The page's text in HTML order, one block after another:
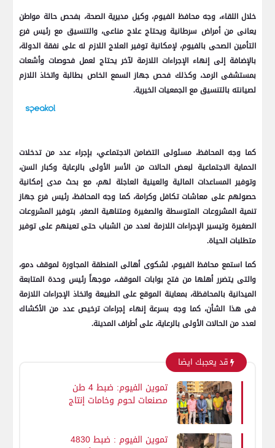
خلال اللقاء، وجه محافظ الفيوم، وكيل مديرية الصحة، بفحص حالة مواطن
يعانى من أمراض سرطانية ويحتاج علاج مناعى، والتنسيق مع رئيس فرع
التأمين الصحى بالفيوم، لإمكانية توفير العلاج اللازم له على نفقة الدولة،
بالإضافة إلى إنهاء الإجراءات اللازمة لآخر يحتاج لعمل فحوصات وأشعات
بمستشفى الرمد، وكذلك فحص جهاز السمع الخاص بطالبة واتخاذ اللازم
لصيانته بالتنسيق مع الجمعيات الخيرية.
كما وجه المحافظ، مسئولى التضامن الاجتماعي، بإجراء عدد من تدخلات
الحماية الاجتماعية لبعض الحالات من الأسر الأولى بالرعاية وكبار السن،
وتوفير المساعدات المالية والعينية العاجلة لهم، مع بحث مدى إمكانية
حصولهم على معاشات تكافل وكرامة، كما وجه المحافظ، رئيس فرع جهاز
تنمية المشروعات المتوسطة والصغيرة ومتناهية الصغر، بتوفير المشروعات
الصغيرة وتيسير الإجراءات اللازمة لعدد من الشباب حتى تعينهم على توفير
متطلبات الحياة.
كما استمع محافظ الفيوم، لشكوى أهالى المنطقة المجاورة لموقف دمو،
والتى يتضرر أهلها من فتح بوابات الموقف، موجهاً رئيس وحدة المتابعة
الميدانية بالمحافظة، بمعاينة الموقع على الطبيعة واتخاذ الإجراءات اللازمة
فى هذا الشأن، كما وجه بسرعة إنهاء إجراءات ترخيص عدد من الأكشاك
لعدد من الحالات الأولى بالرعاية، على أطراف المدينة.
قد يعجبك ايضا
تموين الفيوم: ضبط 4 طن
مصنعات لحوم وخامات إنتاج
تموين الفيوم : ضبط 4830